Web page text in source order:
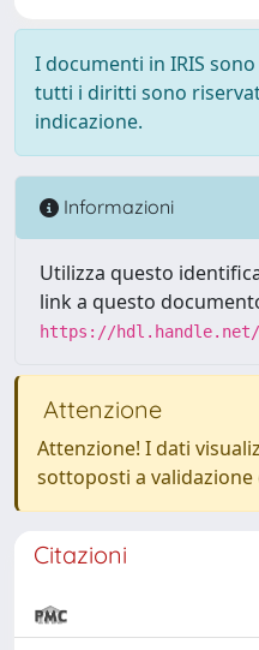
I documenti in IRIS
tutti i diritti sono
indicazione.
Informazioni
Utilizza questo
link a questo
https://hdl.handle.net/
Attenzione
Attenzione! I dati
sottoposti a
Citazioni